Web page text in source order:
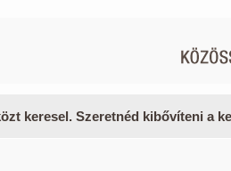
keresel. Szeretnéd kibővíteni a